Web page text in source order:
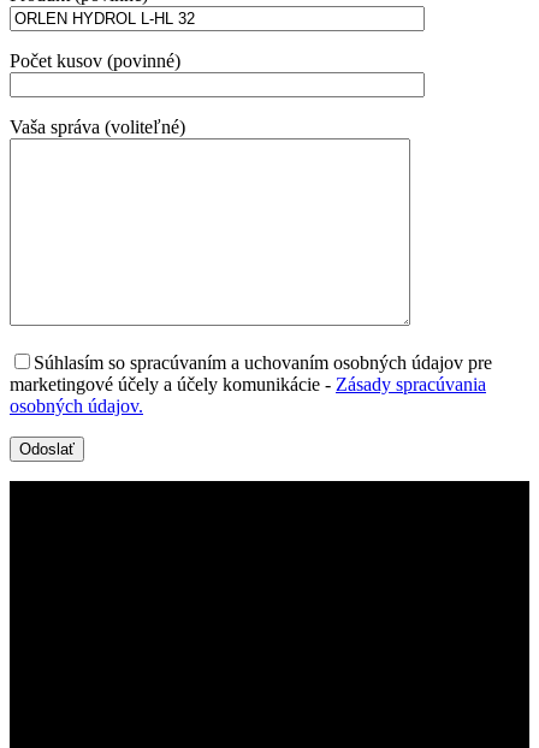
Počet kusov (povinné)
Vaša správa (voliteľné)
Súhlasím so spracúvaním a uchovaním osobných údajov pre
marketingové účely a účely komunikácie - Zásady spracúvania
osobných údajov.